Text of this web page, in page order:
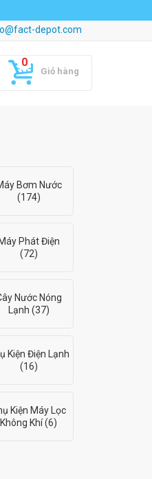
depot.com
Giỏ hàng
Bơm Nước
(174)
Máy Phát Điện
(72)
Nước Nóng
Lạnh (37)
Kiện Điện Lạnh
(16)
Kiện Máy Lọc
Không Khí (6)